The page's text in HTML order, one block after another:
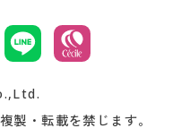
社案内
イトマップ
お支払は
れの場合
製・転載を禁じます。